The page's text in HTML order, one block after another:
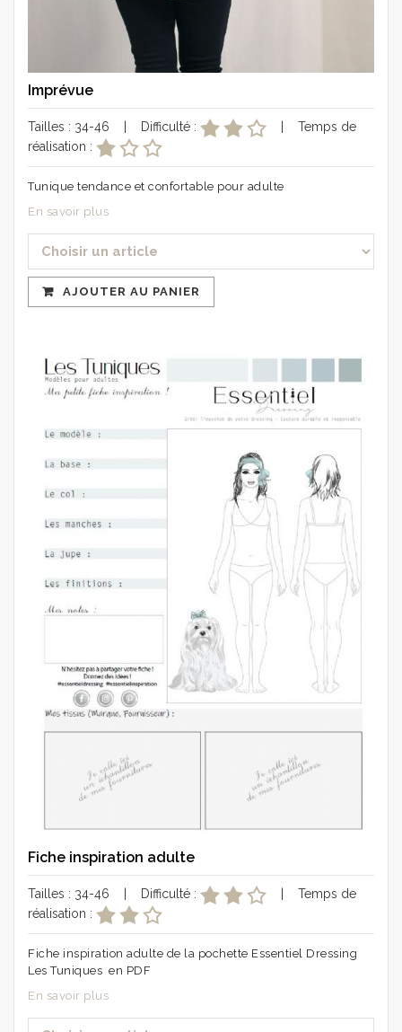
Imprévue
Tailles : 34-46 | Difficulté :
| Temps de
réalisation :
Tunique tendance et confortable pour adulte
En savoir plus
AJOUTER AU PANIER
Fiche inspiration adulte
Tailles : 34-46 | Difficulté :
| Temps de
réalisation :
Fiche inspiration adulte de la pochette Essentiel Dressing
Les Tuniques en PDF
En savoir plus